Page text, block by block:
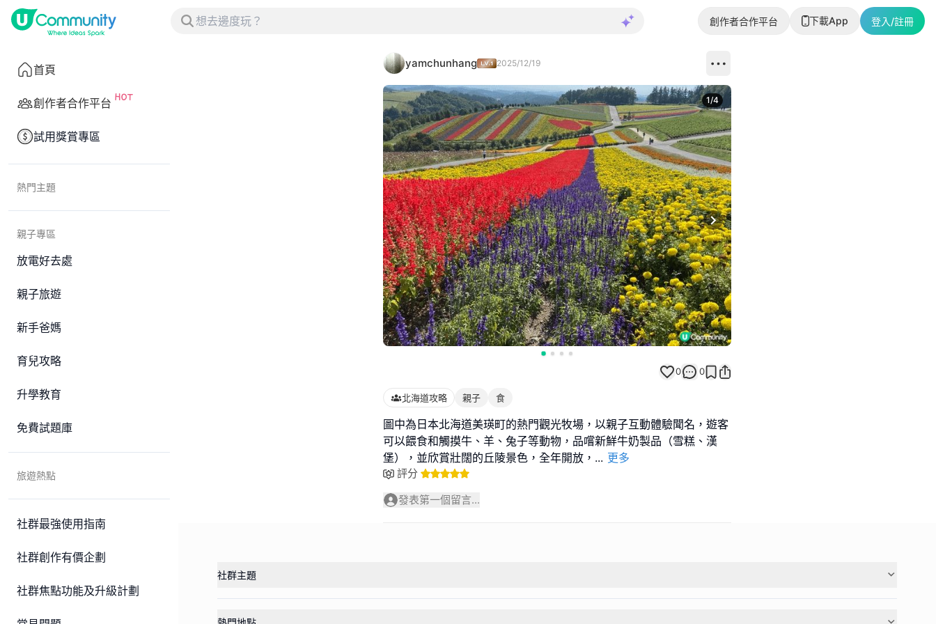
創作者合作平台 下載App 登入/註冊
首頁
創作者合作平台
試用獎賞專區
熱門主題
親子專區
放電好去處
親子旅遊
新手爸媽
育兒攻略
升學教育
免費試題庫
旅遊熱點
社群最強使用指南
社群創作有價企劃
社群焦點功能及升級計劃
yamchunhang 2025/12/19
Next slide
1/4
0 0
北海道攻略 親子 食
圖中為日本北海道美瑛町的熱門觀光牧場，以親子互動體驗聞名，遊客
可以餵食和觸摸牛、羊、兔子等動物，品嚐新鮮牛奶製品（雪糕、漢
堡），並欣賞壯闊的丘陵景色，全年開放， ... 更多
評分
發表第一個留言...
社群主題